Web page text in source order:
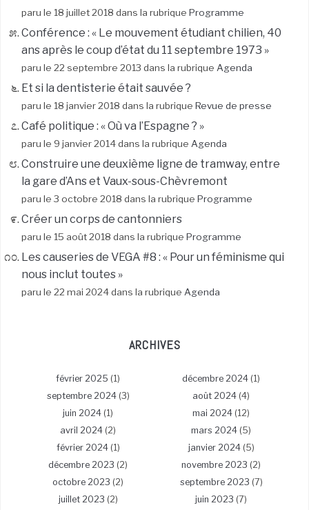
paru le 18 juillet 2018 dans la rubrique Programme
Conférence : « Le mouvement étudiant chilien, 40
ans après le coup d’état du 11 septembre 1973 »
paru le 22 septembre 2013 dans la rubrique Agenda
Et si la dentisterie était sauvée ?
paru le 18 janvier 2018 dans la rubrique Revue de presse
Café politique : « Où va l’Espagne ? »
paru le 9 janvier 2014 dans la rubrique Agenda
Construire une deuxième ligne de tramway, entre
la gare d’Ans et Vaux-sous-Chèvremont
paru le 3 octobre 2018 dans la rubrique Programme
Créer un corps de cantonniers
paru le 15 août 2018 dans la rubrique Programme
Les causeries de VEGA #8 : « Pour un féminisme qui
nous inclut toutes »
paru le 22 mai 2024 dans la rubrique Agenda
ARCHIVES
février 2025 (1) décembre 2024 (1)
septembre 2024(3) août 2024 (4)
juin 2024 (1) mai 2024 (12)
avril 2024 (2) mars 2024 (5)
février 2024(1) janvier 2024(5)
décembre 2023 (2) novembre 2023 (2)
octobre 2023 (2) septembre 2023 (7)
juillet 2023 (2) juin 2023 (7)